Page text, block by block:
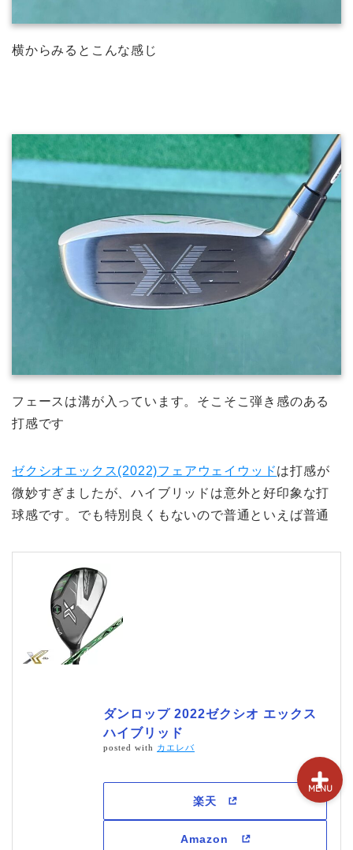
横からみるとこんな感じ
フェースは溝が入っています。そこそこ弾き感のある
打感です
ゼクシオエックス(2022)フェアウェイウッドは打感が
微妙すぎましたが、ハイブリッドは意外と好印象な打
球感です。でも特別良くもないので普通といえば普通
ダンロップ 2022ゼクシオ エックス
ハイブリッド
posted with カエレバ
MENU
試打&評価
クラブ選び(ランキング)